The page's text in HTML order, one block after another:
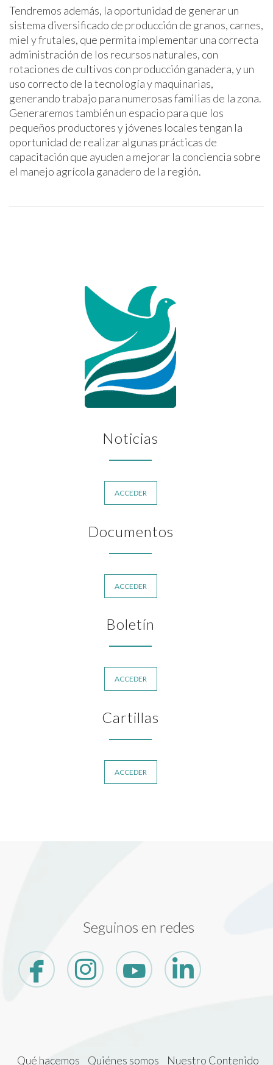
Tendremos además, la oportunidad de generar un
sistema diversificado de producción de granos, carnes,
miel y frutales, que permita implementar una correcta
administración de los recursos naturales, con
rotaciones de cultivos con producción ganadera, y un
uso correcto de la tecnología y maquinarias,
generando trabajo para numerosas familias de la zona.
Generaremos también un espacio para que los
pequeños productores y jóvenes locales tengan la
oportunidad de realizar algunas prácticas de
capacitación que ayuden a mejorar la conciencia sobre
el manejo agrícola ganadero de la región.
Noticias
ACCEDER
Documentos
ACCEDER
Boletín
ACCEDER
Cartillas
ACCEDER
Seguinos en redes
Qué hacemos Quiénes somos Nuestro Contenido